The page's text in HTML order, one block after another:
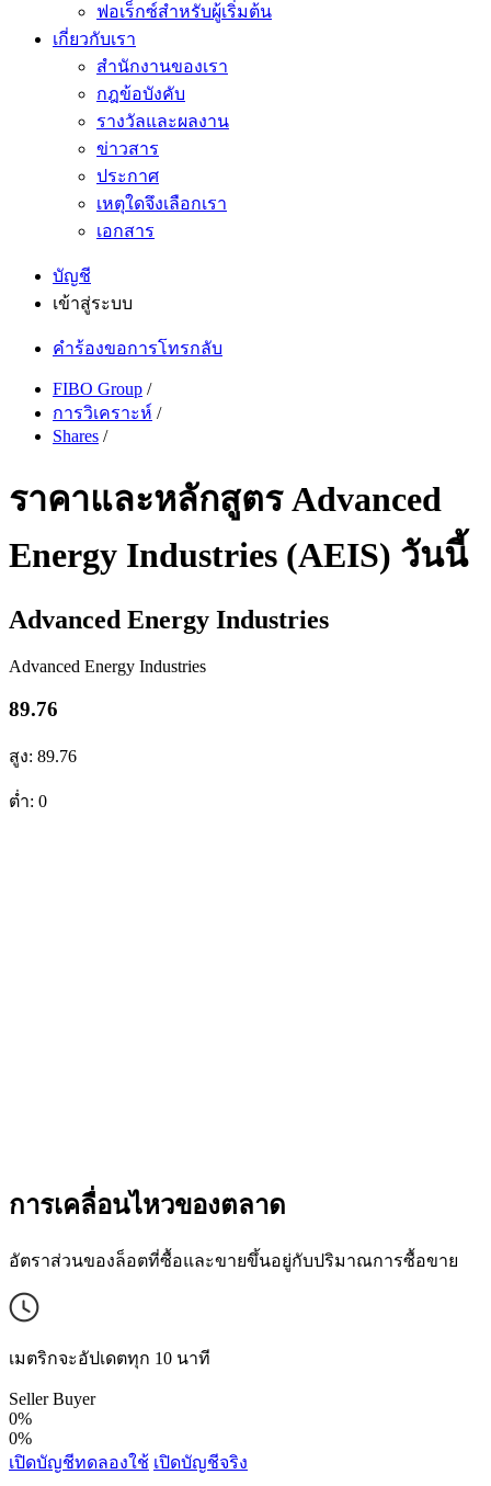
ฟอเร็กซ์สำหรับผู้เริ่มต้น
เกี่ยวกับเรา
สำนักงานของเรา
กฎข้อบังคับ
รางวัลและผลงาน
ข่าวสาร
ประกาศ
เหตุใดจึงเลือกเรา
เอกสาร
บัญชี
เข้าสู่ระบบ
คำร้องขอการโทรกลับ
FIBO Group /
การวิเคราะห์ /
Shares /
ราคาและหลักสูตร Advanced
Energy Industries (AEIS) วันนี้
Advanced Energy Industries
Advanced Energy Industries
89.76
สูง: 89.76
ต่ำ: 0
การเคลื่อนไหวของตลาด
อัตราส่วนของล็อตที่ซื้อและขายขึ้นอยู่กับปริมาณการซื้อขาย
เมตริกจะอัปเดตทุก 10 นาที
Seller Buyer
0%
0%
เปิดบัญชีทดลองใช้ เปิดบัญชีจริง